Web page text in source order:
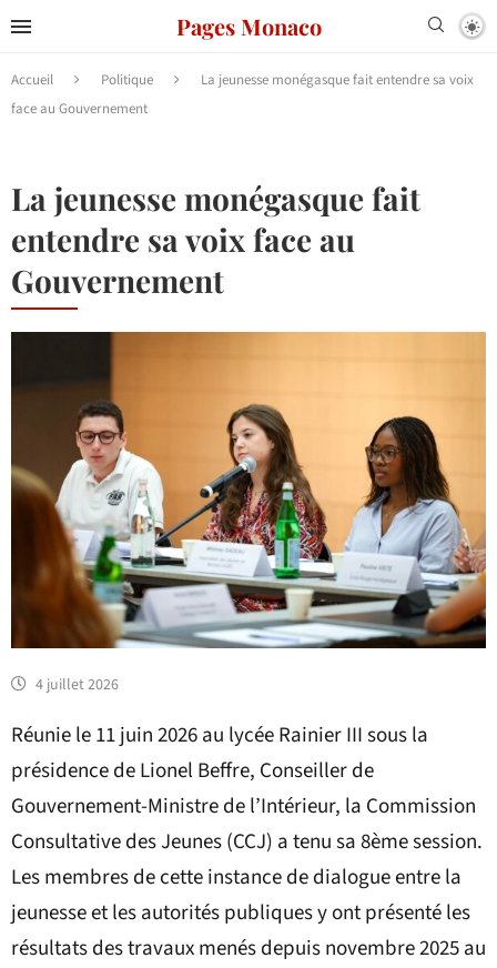
Pages Monaco
Accueil Politique
La jeunesse monégasque fait entendre sa voix
face au Gouvernement
La jeunesse monégasque fait
entendre sa voix face au
Gouvernement
4 juillet 2026
Réunie le 11 juin 2026 au lycée Rainier III sous la
présidence de Lionel Beffre, Conseiller de
Gouvernement-Ministre de l’Intérieur, la Commission
Consultative des Jeunes (CCJ) a tenu sa 8ème session.
Les membres de cette instance de dialogue entre la
jeunesse et les autorités publiques y ont présenté les
résultats des travaux menés depuis novembre 2025 au